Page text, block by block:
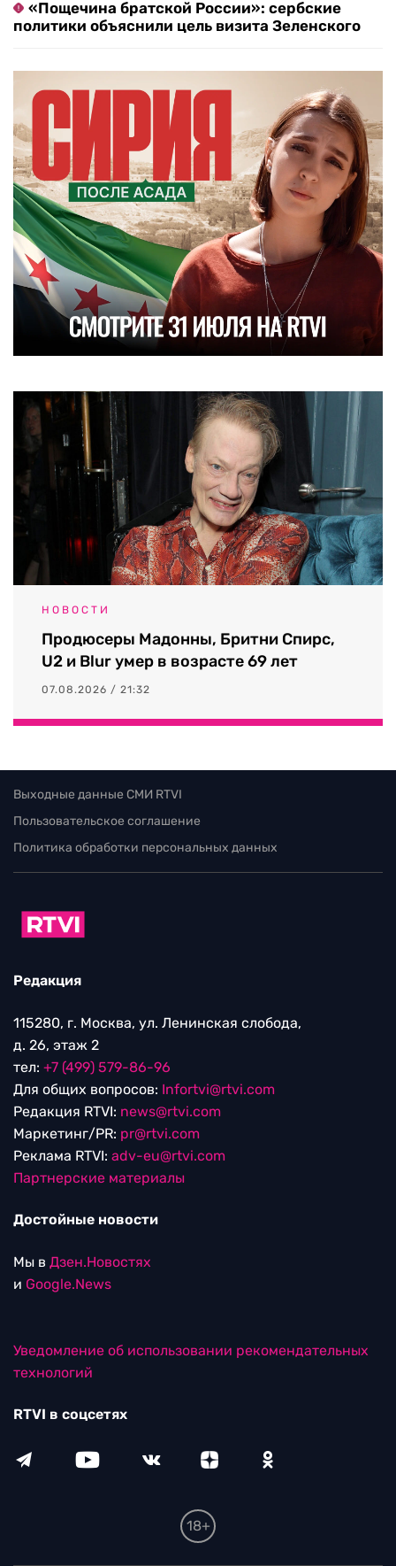
«Пощечина братской России»: сербские
политики объяснили цель визита Зеленского
НОВОСТИ
Продюсеры Мадонны, Бритни Спирс,
U2 и Blur умер в возрасте 69 лет
07.08.2026 / 21:32
Выходные данные СМИ RTVI
Пользовательское соглашение
Политика обработки персональных данных
Редакция
115280, г. Москва, ул. Ленинская слобода,
д. 26, этаж 2
тел: +7 (499) 579-86-96
Для общих вопросов: Infortvi@rtvi.com
Редакция RTVI: news@rtvi.com
Маркетинг/PR: pr@rtvi.com
Реклама RTVI: adv-eu@rtvi.com
Партнерские материалы
Достойные новости
Мы в Дзен.Новостях
и Google.News
Уведомление об использовании рекомендательных
технологий
RTVI в соцсетях
18+